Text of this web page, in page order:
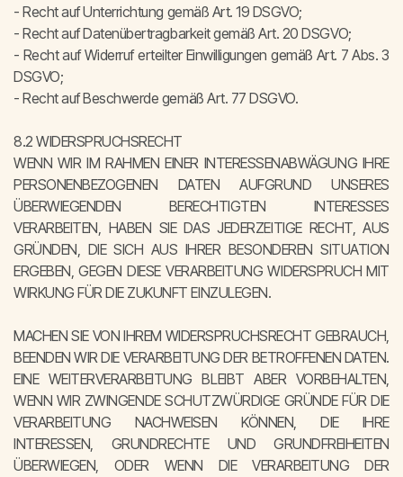
- Recht auf Unterrichtung gemäß Art. 19 DSGVO;
- Recht auf Datenübertragbarkeit gemäß Art. 20 DSGVO;
- Recht auf Widerruf erteilter Einwilligungen gemäß Art. 7 Abs. 3
DSGVO;
- Recht auf Beschwerde gemäß Art. 77 DSGVO.
8.2 WIDERSPRUCHSRECHT
WENN WIR IM RAHMEN EINER INTERESSENABWÄGUNG IHRE
PERSONENBEZOGENEN DATEN AUFGRUND UNSERES
ÜBERWIEGENDEN BERECHTIGTEN INTERESSES
VERARBEITEN, HABEN SIE DAS JEDERZEITIGE RECHT, AUS
GRÜNDEN, DIE SICH AUS IHRER BESONDEREN SITUATION
ERGEBEN, GEGEN DIESE VERARBEITUNG WIDERSPRUCH MIT
WIRKUNG FÜR DIE ZUKUNFT EINZULEGEN.
MACHEN SIE VON IHREM WIDERSPRUCHSRECHT GEBRAUCH,
BEENDEN WIR DIE VERARBEITUNG DER BETROFFENEN DATEN.
EINE WEITERVERARBEITUNG BLEIBT ABER VORBEHALTEN,
WENN WIR ZWINGENDE SCHUTZWÜRDIGE GRÜNDE FÜR DIE
VERARBEITUNG NACHWEISEN KÖNNEN, DIE IHRE
INTERESSEN, GRUNDRECHTE UND GRUNDFREIHEITEN
ÜBERWIEGEN, ODER WENN DIE VERARBEITUNG DER